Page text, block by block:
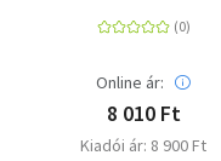
feszültségek
Online ár:
8 010 Ft
Kiadói ár: 8 900 Ft